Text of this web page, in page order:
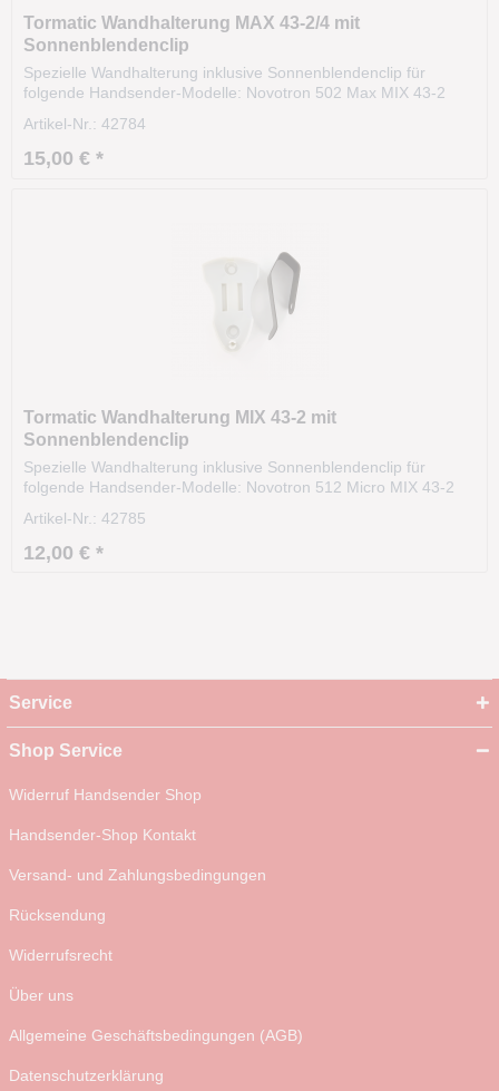
Tormatic Wandhalterung MAX 43-2/4 mit
Sonnenblendenclip
Spezielle Wandhalterung inklusive Sonnenblendenclip für
folgende Handsender-Modelle: Novotron 502 Max MIX 43-2
MHz 4 Kanal Handsender Lieferumfang: 1x Tormatic
Wandhalterung MAX 43-2/4 mit Sonnenblendenclip 1x...
Artikel-Nr.: 42784
15,00 € *
Tormatic Wandhalterung MIX 43-2 mit
Sonnenblendenclip
Spezielle Wandhalterung inklusive Sonnenblendenclip für
folgende Handsender-Modelle: Novotron 512 Micro MIX 43-2
Wandhalterung MIX 43-2 mit Sonnenblendenclip 1x
Sonnenblendenclip
Artikel-Nr.: 42785
12,00 € *
Service
Shop Service
Widerruf Handsender Shop
Handsender-Shop Kontakt
Versand- und Zahlungsbedingungen
Rücksendung
Widerrufsrecht
Über uns
Allgemeine Geschäftsbedingungen (AGB)
Datenschutzerklärung